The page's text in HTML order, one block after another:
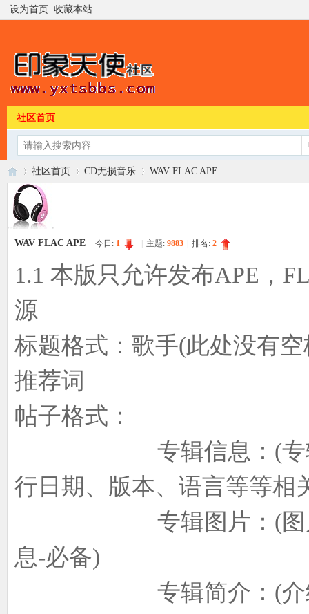
设为首页 收藏本站
社区首页
印 »
社区首页 CD无损音乐 WAV FLAC APE
WAV FLAC APE 今日: 1 主题: 9883 排名: 2
1.1 本版只允许发布APE，
源
标题格式：歌手(此处没有
推荐词
帖子格式：
专辑信息：(专辑中
行日期、版本、语言等等相
专辑图片：(图片内
息-必备)
专辑简介：(介绍专